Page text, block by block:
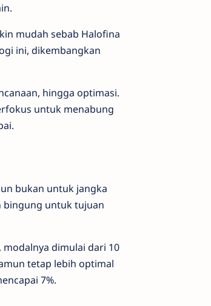
mudah sebab Halofina
ini, dikembangkan
hingga optimasi.
untuk menabung
bukan untuk jangka
bingung untuk tujuan
dimulai dari 10
tetap lebih optimal
7%.